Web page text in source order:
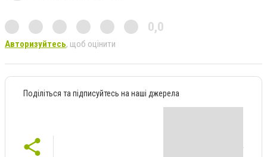
0,0
Авторизуйтесь, щоб оцінити
Поділіться та підписуйтесь на наші джерела